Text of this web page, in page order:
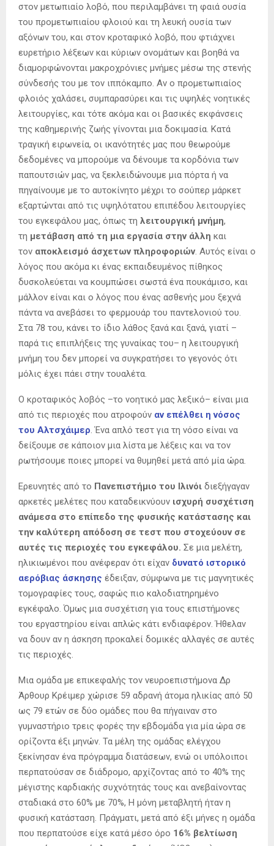
στον μετωπιαίο λοβό, που περιλαμβάνει τη φαιά ουσία
του προμετωπιαίου φλοιού και τη λευκή ουσία των
αξόνων του, και στον κροταφικό λοβό, που φτιάχνει
ευρετήριο λέξεων και κύριων ονομάτων και βοηθά να
διαμορφώνονται μακροχρόνιες μνήμες μέσω της στενής
σύνδεσής του με τον ιππόκαμπο. Αν ο προμετωπιαίος
φλοιός χαλάσει, συμπαρασύρει και τις υψηλές νοητικές
λειτουργίες, και τότε ακόμα και οι βασικές εκφάνσεις
της καθημερινής ζωής γίνονται μια δοκιμασία. Κατά
τραγική ειρωνεία, οι ικανότητές μας που θεωρούμε
δεδομένες να μπορούμε να δένουμε τα κορδόνια των
παπουτσιών μας, να ξεκλειδώνουμε μια πόρτα ή να
πηγαίνουμε με το αυτοκίνητο μέχρι το σούπερ μάρκετ
εξαρτώνται από τις υψηλότατου επιπέδου λειτουργίες
του εγκεφάλου μας, όπως τη λειτουργική μνήμη,
τη μετάβαση από τη μια εργασία στην άλλη και
τον αποκλεισμό άσχετων πληροφοριών. Αυτός είναι ο
λόγος που ακόμα κι ένας εκπαιδευμένος πίθηκος
δυσκολεύεται να κουμπώσει σωστά ένα πουκάμισο, και
μάλλον είναι και ο λόγος που ένας ασθενής μου ξεχνά
πάντα να ανεβάσει το φερμουάρ του παντελονιού του.
Στα 78 του, κάνει το ίδιο λάθος ξανά και ξανά, γιατί –
παρά τις επιπλήξεις της γυναίκας του– η λειτουργική
μνήμη του δεν μπορεί να συγκρατήσει το γεγονός ότι
μόλις έχει πάει στην τουαλέτα.
Ο κροταφικός λοβός –το νοητικό μας λεξικό– είναι μια
από τις περιοχές που ατροφούν αν επέλθει η νόσος
του Αλτσχάιμερ. Ένα απλό τεστ για τη νόσο είναι να
δείξουμε σε κάποιον μια λίστα με λέξεις και να τον
ρωτήσουμε ποιες μπορεί να θυμηθεί μετά από μία ώρα.
Ερευνητές από το Πανεπιστήμιο του Ιλινόι διεξήγαγαν
αρκετές μελέτες που καταδεικνύουν ισχυρή συσχέτιση
ανάμεσα στο επίπεδο της φυσικής κατάστασης και
την καλύτερη απόδοση σε τεστ που στοχεύουν σε
αυτές τις περιοχές του εγκεφάλου. Σε μια μελέτη,
ηλικιωμένοι που ανέφεραν ότι είχαν δυνατό ιστορικό
αερόβιας άσκησης έδειξαν, σύμφωνα με τις μαγνητικές
τομογραφίες τους, σαφώς πιο καλοδιατηρημένο
εγκέφαλο. Όμως μια συσχέτιση για τους επιστήμονες
του εργαστηρίου είναι απλώς κάτι ενδιαφέρον. Ήθελαν
να δουν αν η άσκηση προκαλεί δομικές αλλαγές σε αυτές
τις περιοχές.
Μια ομάδα με επικεφαλής τον νευροεπιστήμονα Δρ
Άρθουρ Κρέιμερ χώρισε 59 αδρανή άτομα ηλικίας από 50
ως 79 ετών σε δύο ομάδες που θα πήγαιναν στο
γυμναστήριο τρεις φορές την εβδομάδα για μία ώρα σε
ορίζοντα έξι μηνών. Τα μέλη της ομάδας ελέγχου
ξεκίνησαν ένα πρόγραμμα διατάσεων, ενώ οι υπόλοιποι
περπατούσαν σε διάδρομο, αρχίζοντας από το 40% της
μέγιστης καρδιακής συχνότητάς τους και ανεβαίνοντας
σταδιακά στο 60% με 70%, Η μόνη μεταβλητή ήταν η
φυσική κατάσταση. Πράγματι, μετά από έξι μήνες η ομάδα
που περπατούσε είχε κατά μέσο όρο 16% βελτίωση